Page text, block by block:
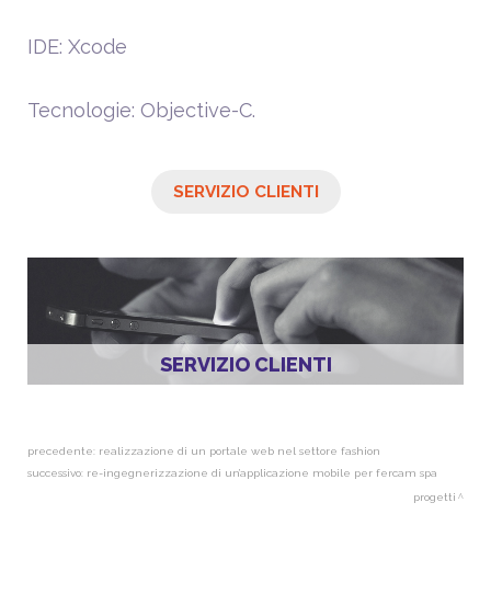
IDE: Xcode
Tecnologie: Objective-C.
SERVIZIO CLIENTI
SERVIZIO CLIENTI
precedente: realizzazione di un portale web nel settore fashion
successivo: re-ingegnerizzazione di un’applicazione mobile per fercam spa
progetti